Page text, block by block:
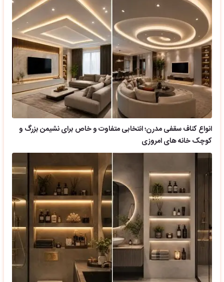
انواع کناف سقفی مدرن؛ انتخابی متفاوت و خاص برای نشیمن بزرگ و
کوچک خانه های امروزی